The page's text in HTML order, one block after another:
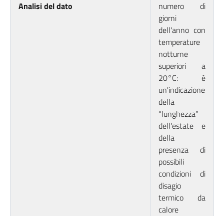
Analisi del dato
numero di
giorni
dell'anno con
temperature
notturne
superiori a
20°C: è
un'indicazione
della
“lunghezza”
dell'estate e
della
presenza di
possibili
condizioni di
disagio
termico da
calore